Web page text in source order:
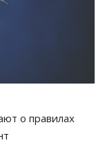
о правилах